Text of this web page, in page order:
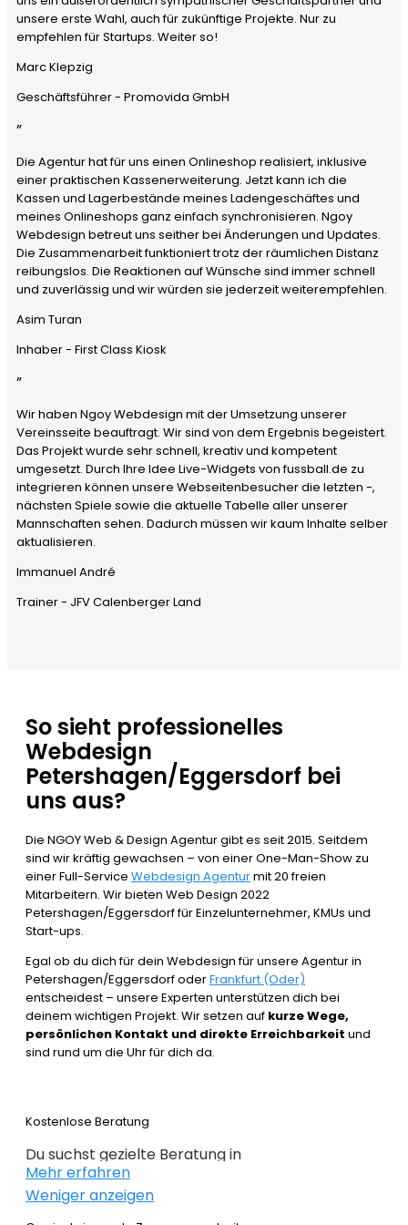
unsere erste Wahl, auch für zukünftige Projekte. Nur zu
empfehlen für Startups. Weiter so!
Marc Klepzig
Geschäftsführer - Promovida GmbH
”
Die Agentur hat für uns einen Onlineshop realisiert, inklusive
einer praktischen Kassenerweiterung. Jetzt kann ich die
Kassen und Lagerbestände meines Ladengeschäftes und
meines Onlineshops ganz einfach synchronisieren. Ngoy
Webdesign betreut uns seither bei Änderungen und Updates.
Die Zusammenarbeit funktioniert trotz der räumlichen Distanz
reibungslos. Die Reaktionen auf Wünsche sind immer schnell
und zuverlässig und wir würden sie jederzeit weiterempfehlen.
Asim Turan
Inhaber - First Class Kiosk
”
Wir haben Ngoy Webdesign mit der Umsetzung unserer
Vereinsseite beauftragt. Wir sind von dem Ergebnis begeistert.
Das Projekt wurde sehr schnell, kreativ und kompetent
umgesetzt. Durch Ihre Idee Live-Widgets von fussball.de zu
integrieren können unsere Webseitenbesucher die letzten -,
nächsten Spiele sowie die aktuelle Tabelle aller unserer
Mannschaften sehen. Dadurch müssen wir kaum Inhalte selber
aktualisieren.
Immanuel André
Trainer - JFV Calenberger Land
So sieht professionelles
Webdesign
Petershagen/Eggersdorf bei
uns aus?
Die NGOY Web & Design Agentur gibt es seit 2015. Seitdem
sind wir kräftig gewachsen – von einer One-Man-Show zu
einer Full-Service Webdesign Agenturmit 20 freien
Mitarbeitern. Wir bieten Web Design 2022
Petershagen/Eggersdorf für Einzelunternehmer, KMUs und
Start-ups.
Egal ob du dich für dein Webdesign für unsere Agentur in
Petershagen/Eggersdorf oderFrankfurt (Oder)
entscheidest – unsere Experten unterstützen dich bei
deinem wichtigen Projekt. Wir setzen auf kurze Wege,
persönlichen Kontakt und direkte Erreichbarkeit und
sind rund um die Uhr für dich da.
Kostenlose Beratung
Du suchst gezielte Beratung in
Petershagen/Eggersdorf um erfolgreich im
Webdesign 2022 zu sein. Wir beraten dich
Mehr erfahren
Weniger anzeigen